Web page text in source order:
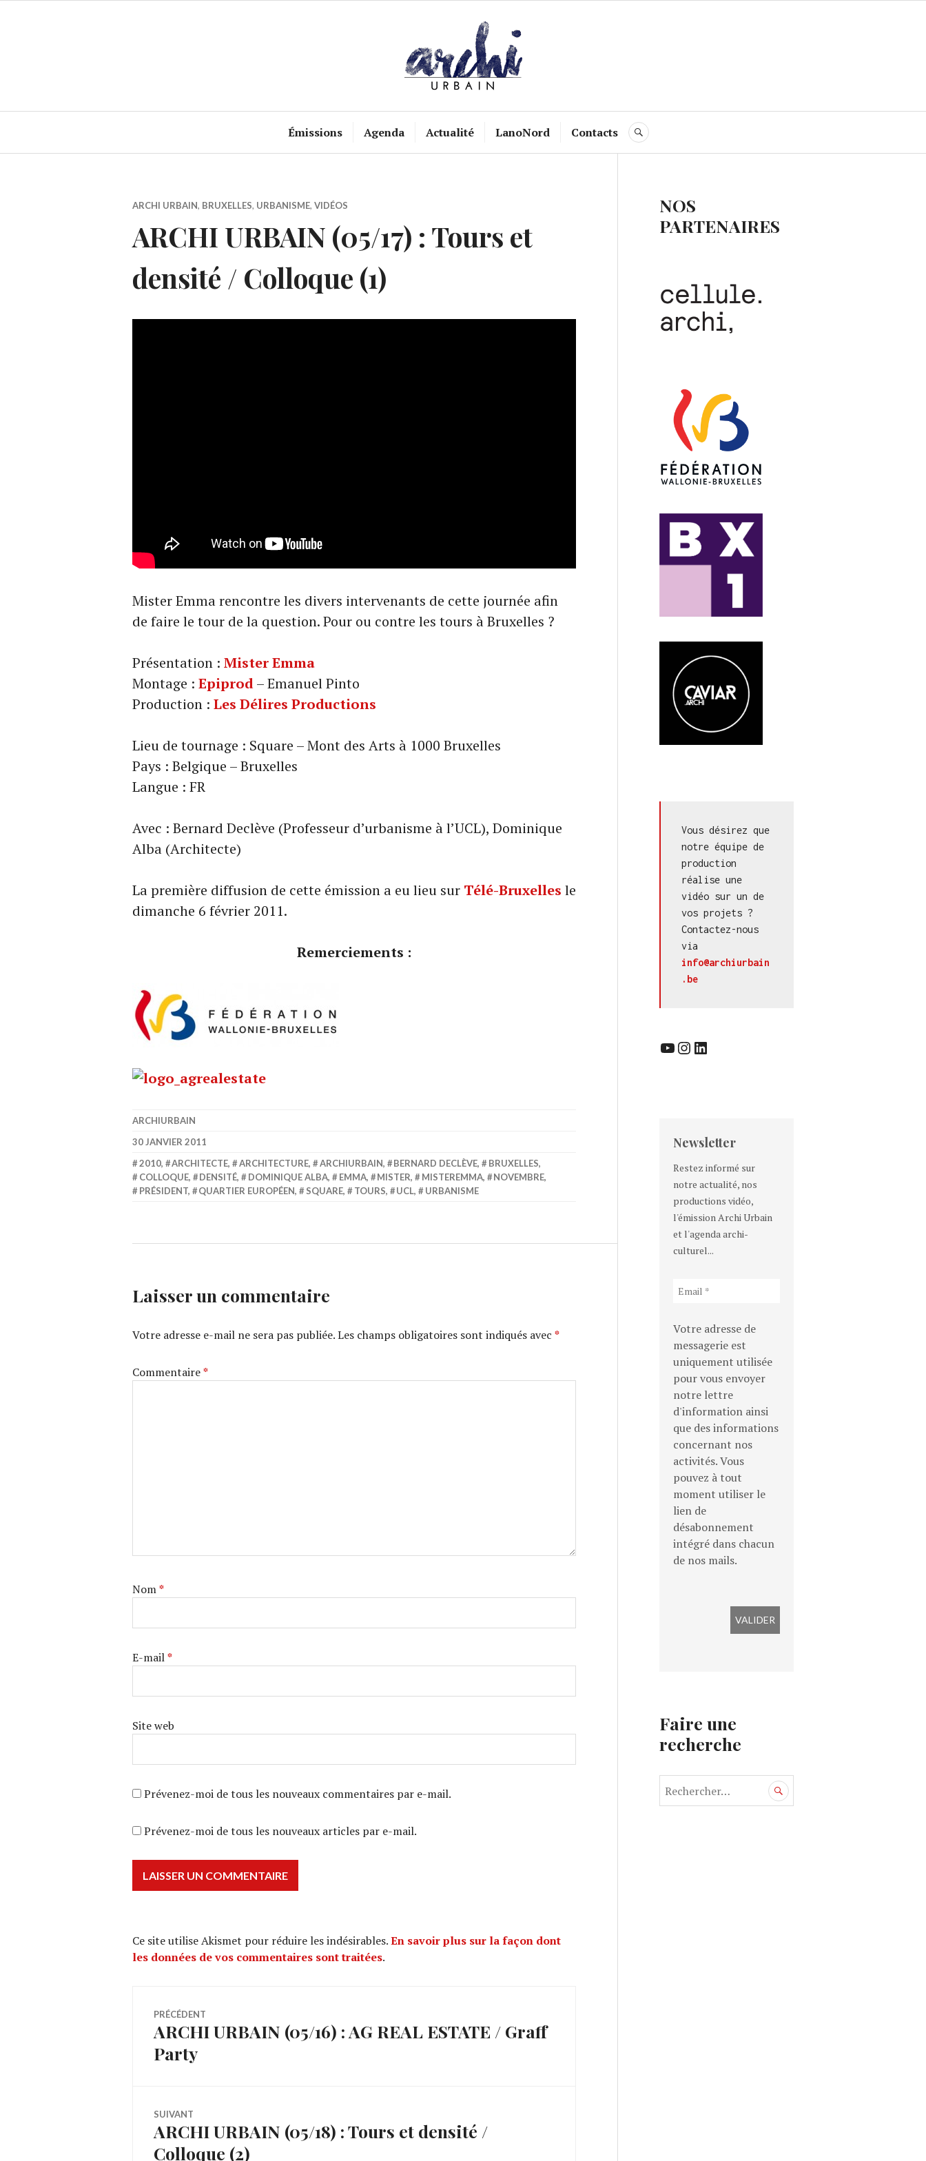
Émissions Agenda Actualité LanoNord Contacts RECHERCHE
ARCHI URBAIN, BRUXELLES, URBANISME, VIDÉOS
ARCHI URBAIN (05/17) : Tours et
densité / Colloque (1)
Mister Emma rencontre les divers intervenants de cette journée afin
de faire le tour de la question. Pour ou contre les tours à Bruxelles ?
Présentation : Mister Emma
Montage : Epiprod– Emanuel Pinto
Production : Les Délires Productions
Lieu de tournage : Square – Mont des Arts à 1000 Bruxelles
Pays : Belgique – Bruxelles
Langue : FR
Avec : Bernard Declève (Professeur d’urbanisme à l’UCL), Dominique
Alba (Architecte)
La première diffusion de cette émission a eu lieu sur Télé-Bruxelles le
dimanche 6 février 2011.
Remerciements :
ARCHIURBAIN
30 JANVIER 2011
2010, ARCHITECTE, ARCHITECTURE, ARCHIURBAIN, BERNARD DECLÈVE, BRUXELLES,
COLLOQUE, DENSITÉ, DOMINIQUE ALBA, EMMA, MISTER, MISTEREMMA, NOVEMBRE,
PRÉSIDENT, QUARTIER EUROPÉEN, SQUARE, TOURS, UCL, URBANISME
Laisser un commentaire
Votre adresse e-mail ne sera pas publiée.Les champs obligatoires sont indiqués avec *
Commentaire*
Nom*
E-mail*
Site web
Prévenez-moi de tous les nouveaux commentaires par e-mail.
Prévenez-moi de tous les nouveaux articles par e-mail.
Ce site utilise Akismet pour réduire les indésirables.En savoir plus sur la façon dont
les données de vos commentaires sont traitées.
Navigation
de
PRÉCÉDENT
Article
précédent :
ARCHI URBAIN (05/16) : AG REAL ESTATE / Graff
Party
SUIVANT
Article
Suivant:
ARCHI URBAIN (05/18) : Tours et densité /
Colloque (2)
NOS
PARTENAIRES
Vous désirez que
notre équipe de
production
réalise une
vidéo sur un de
vos projets ?
Contactez-nous
info@archiurbain
.be
YouTube InstagramLinkedIn
Newsletter
Restez informé sur
notre actualité, nos
productions vidéo,
l'émission Archi Urbain
et l'agenda archi-
culturel...
Votre adresse de
messagerie est
uniquement utilisée
pour vous envoyer
notre lettre
d'information ainsi
que des informations
concernant nos
activités. Vous
pouvez à tout
moment utiliser le
lien de
désabonnement
intégré dans chacun
de nos mails.
Faire une
recherche